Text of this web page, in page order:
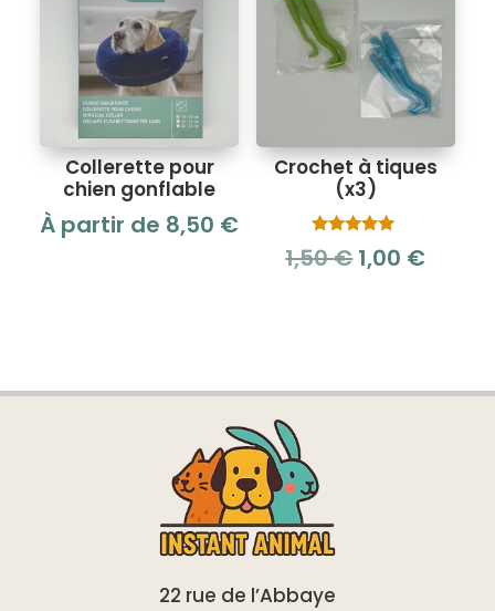
Collerette pour
chien gonflable
À partir de 8,50 €
Crochet à tiques
(x3)
5.00
1,50€ Le
1,00 €Le
22 rue de l’Abbaye